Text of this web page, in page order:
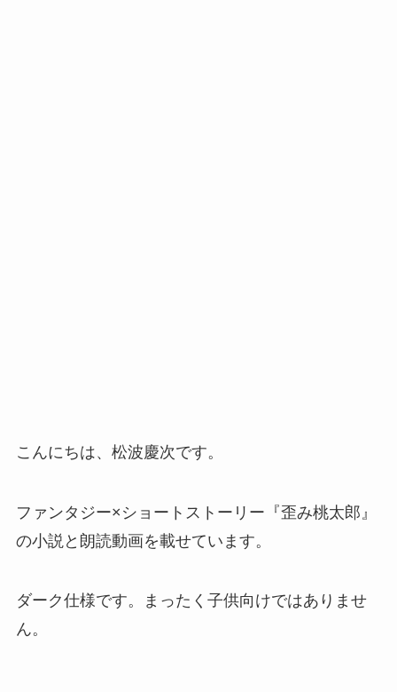
こんにちは、松波慶次です。
ファンタジー×ショートストーリー『歪み桃太郎』
の小説と朗読動画を載せています。
ダーク仕様です。まったく子供向けではありませ
ん。